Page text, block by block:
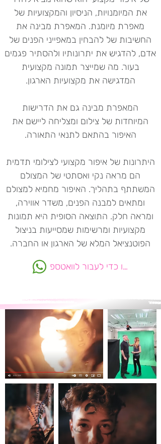
את המיומנויות, הניסיון והמקצועיות של
מאפרת מיומנת. המאפרת מבינה את
החשיבות של להבחין במאפייני הפנים של
אדם, להדגיש את יתרונותיו ולהסתיר פגמים
בעור. מה שמייצר תמונה מקצועית
המדגישה את מקצועיות הארגון.
המאפרת מבינה גם את הדרישות
המיוחדות של צילום ומצליחה ליישם את
האיפור בהתאם לתנאי התאורה.
היתרונות של איפור מקצועי לצילומי תדמית
הם מראה נקי ואסתטי של המצולם
המשתתף בתהליך. האיפור מחמיא למצולם
ומתאים למבנה הפנים, משדר אווירה,
ומראה חלק. התוצאה הסופית היא תמונות
מקצועיות ומרשימות שמסייעות בניצול
הפוטנציאל המלא של הארגון או החברה.
לחצו כדי לעבור לוואטספ